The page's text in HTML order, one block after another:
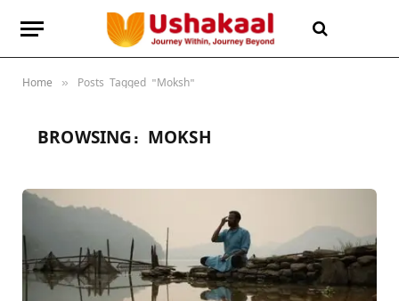
Home » Posts Tagged "Moksh"
BROWSING: MOKSH